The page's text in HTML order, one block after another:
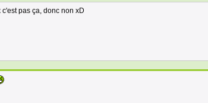
pas ça, donc non xD